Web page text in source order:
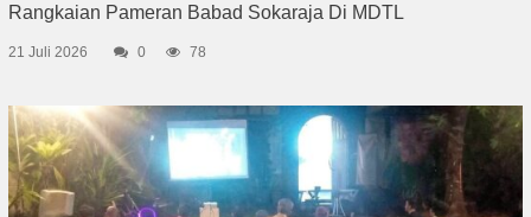
Rangkaian Pameran Babad Sokaraja Di MDTL
21 Juli 2026 0 78